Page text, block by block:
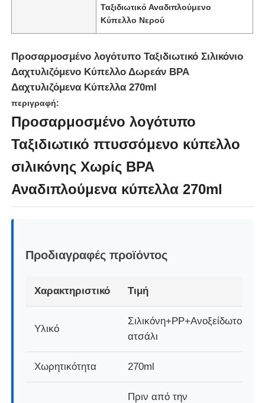
Σπίτι
Προϊόντα
Επισκέψεις στο εργοστάσιο
Επικοινωνήστε μαζί μας
Ταξιδιωτικό Αναδιπλούμενο
Κύπελλο Νερού
Προσαρμοσμένο λογότυπο Ταξιδιωτικό Σιλικόνιο
Δαχτυλιζόμενο Κύπελλο Δωρεάν BPA
Δαχτυλιζόμενα Κύπελλα 270ml
περιγραφή:
Προσαρμοσμένο λογότυπο
Ταξιδιωτικό πτυσσόμενο κύπελλο
σιλικόνης Χωρίς BPA
Αναδιπλούμενα κύπελλα 270ml
Προδιαγραφές προϊόντος
Χαρακτηριστικό Τιμή
Υλικό
Σιλικόνη+PP+Ανοξείδωτο
ατσάλι
Χωρητικότητα 270ml
Πριν από την